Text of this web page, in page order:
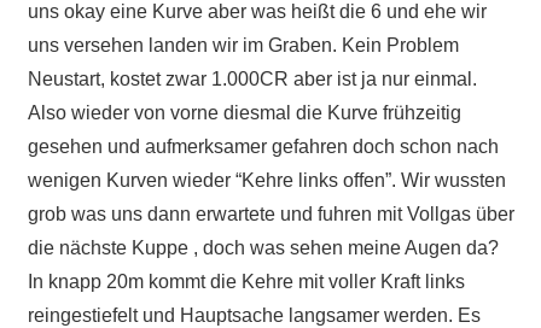
uns okay eine Kurve aber was heißt die 6 und ehe wir
uns versehen landen wir im Graben. Kein Problem
Neustart, kostet zwar 1.000CR aber ist ja nur einmal.
Also wieder von vorne diesmal die Kurve frühzeitig
gesehen und aufmerksamer gefahren doch schon nach
wenigen Kurven wieder “Kehre links offen”. Wir wussten
grob was uns dann erwartete und fuhren mit Vollgas über
die nächste Kuppe , doch was sehen meine Augen da?
In knapp 20m kommt die Kehre mit voller Kraft links
reingestiefelt und Hauptsache langsamer werden. Es